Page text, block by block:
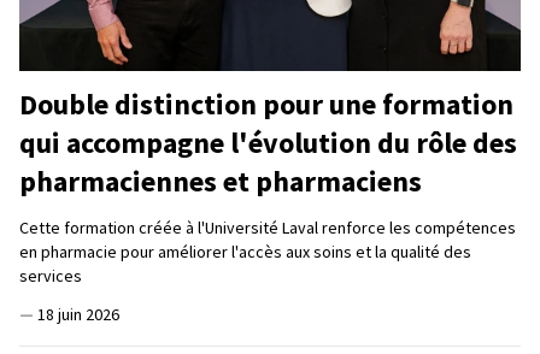
Double distinction pour une formation
qui accompagne l'évolution du rôle des
pharmaciennes et pharmaciens
Cette formation créée à l'Université Laval renforce les compétences
en pharmacie pour améliorer l'accès aux soins et la qualité des
services
— 18 juin 2026